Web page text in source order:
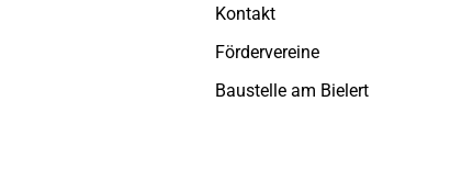
Kontakt
Fördervereine
Baustelle am Bielert